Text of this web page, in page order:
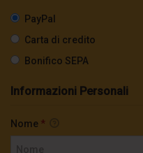
PayPal
Carta di credito
Bonifico SEPA
Informazioni Personali
Nome *